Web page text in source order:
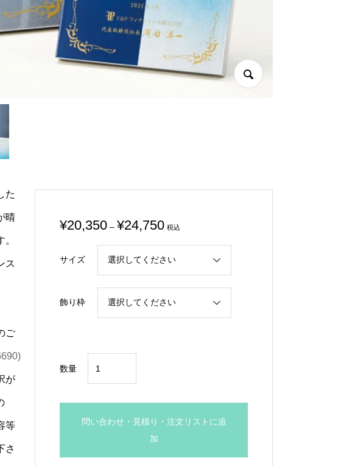
た
晴
ス
ご
が
等
さ
¥20,350 – ¥24,750
–
¥24,750
税込
サイズ
飾り枠
数量
問い合わせ・見積り・注文リストに追
加